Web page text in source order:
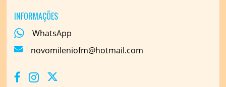
INFORMAÇÕES
WhatsApp
novomileniofm@hotmail.com